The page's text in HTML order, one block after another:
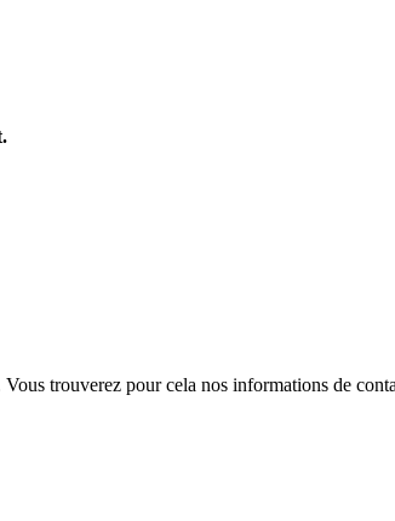
trouverez pour cela nos informations de